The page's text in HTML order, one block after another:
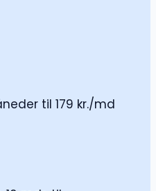
til 179 kr./md